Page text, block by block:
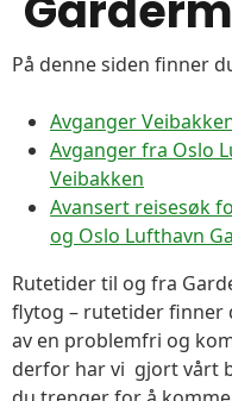
På denne siden finner
Avganger
Avganger fra Oslo
Veibakken
Avansert reisesøk
og Oslo Lufthavn
Rutetider til og fra
flytog – rutetider finner
av en problemfri og
derfor har vi gjort vårt